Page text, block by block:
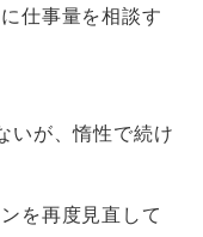
仕事量を相談す
いが、惰性で続け
を再度見直して